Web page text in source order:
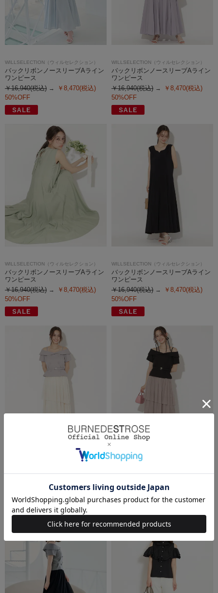
WILLSELECTION（ウィルセレクション）
バックリボンノースリーブAライン
ワンピース
￥16,940(税込)
￥8,470(税込)
50%OFF
WILLSELECTION（ウィルセレクション）
バックリボンノースリーブAライン
ワンピース
￥16,940(税込)
￥8,470(税込)
50%OFF
WILLSELECTION（ウィルセレクション）
バックリボンノースリーブAライン
ワンピース
￥16,940(税込)
￥8,470(税込)
50%OFF
WILLSELECTION（ウィルセレクション）
バックリボンノースリーブAライン
ワンピース
￥16,940(税込)
￥8,470(税込)
50%OFF
アシメティアードチュールスカート
￥6,490(税込)
アシメティアードチュールスカート
￥12,980(税込)
￥6,490(税込)
50%OFF